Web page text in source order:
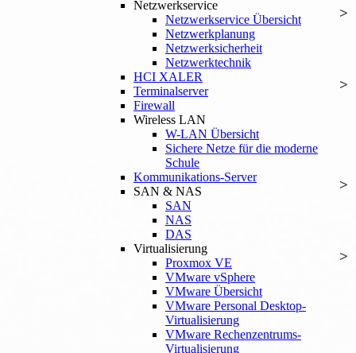
Netzwerkservice
Netzwerkservice Übersicht
Netzwerkplanung
Netzwerksicherheit
Netzwerktechnik
HCI XALER
Terminalserver
Firewall
Wireless LAN
W-LAN Übersicht
Sichere Netze für die moderne
Schule
Kommunikations-Server
SAN & NAS
SAN
NAS
DAS
Virtualisierung
Proxmox VE
VMware vSphere
VMware Übersicht
VMware Personal Desktop-
Virtualisierung
VMware Rechenzentrums-
Virtualisierung